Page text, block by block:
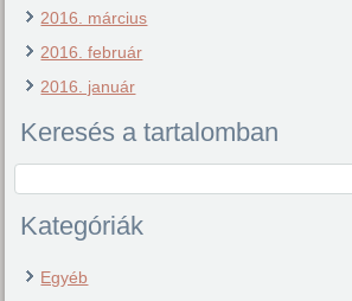
2016. március
2016. február
2016. január
Keresés a tartalomban
Kategóriák
Egyéb